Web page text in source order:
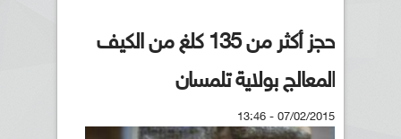
حجز أكثر من 135 كلغ من الكيف
المعالج بولاية تلمسان
07/02/2015 - 13:46